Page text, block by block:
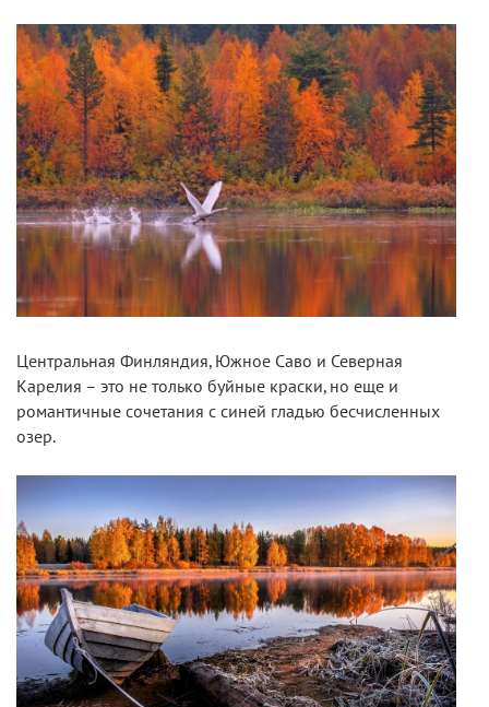
Центральная Финляндия, Южное Саво и Северная
Карелия – это не только буйные краски, но еще и
романтичные сочетания с синей гладью бесчисленных
озер.